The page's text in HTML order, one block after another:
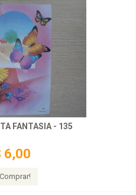
FANTASIA - 135
6,00
Comprar!